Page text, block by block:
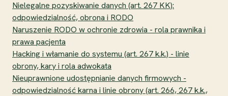
Nielegalne pozyskiwanie danych (art. 267 KK):
odpowiedzialność, obrona i RODO
Naruszenie RODO w ochronie zdrowia - rola prawnika i
prawa pacjenta
Hacking i włamanie do systemu (art. 267 k.k.) - linie
obrony, kary i rola adwokata
Nieuprawnione udostępnianie danych firmowych -
odpowiedzialność karna i linie obrony (art. 266, 267 k.k.,